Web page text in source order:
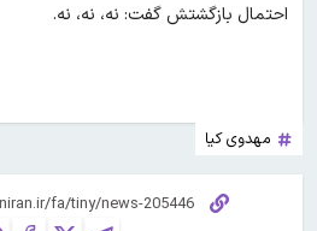
احتمال بازگشتش گفت: نه، نه، نه.
مهدوی کیا